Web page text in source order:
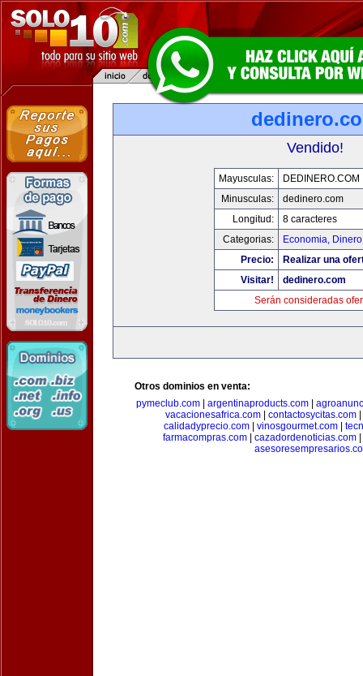
Vendido!
Mayusculas:
DEDINERO.COM
Minusculas:
dedinero.com
Longitud:
8 caracteres
Categorias:
Economia,
Precio:
Realizar una
Visitar!
dedinero.com
Serán consideradas
Otros dominios en venta:
pymeclub.com| argentinaproducts.com|
vacacionesafrica.com| contactosycitas.com|
calidadyprecio.com
vinosgourmet.com
farmacompras.com
cazadordenoticias.com